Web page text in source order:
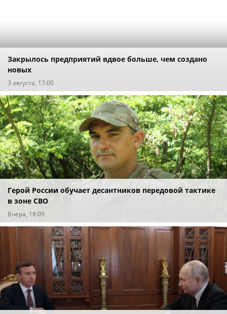
Закрылось предприятий вдвое больше, чем создано
новых
3 августа, 17:00
Герой России обучает десантников передовой тактике
в зоне СВО
Вчера, 18:09